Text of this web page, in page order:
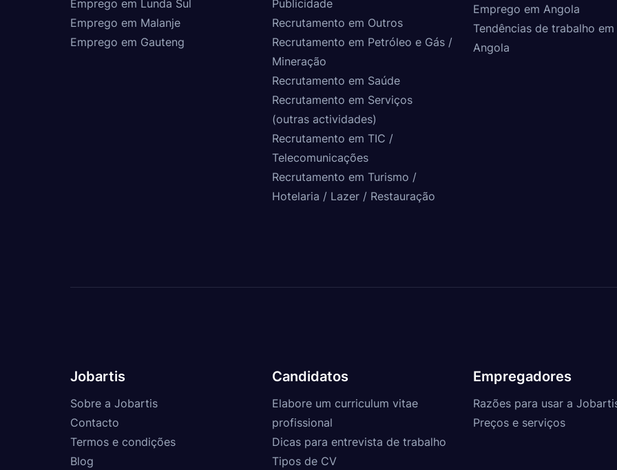
Emprego em Lunda Sul
Emprego em Malanje
Emprego em Gauteng
Publicidade
Recrutamento em Outros
Recrutamento em Petróleo e Gás /
Mineração
Recrutamento em Saúde
Recrutamento em Serviços
(outras actividades)
Recrutamento em TIC /
Telecomunicações
Recrutamento em Turismo /
Hotelaria / Lazer / Restauração
Emprego em Angola
Tendências de trabalho em
Angola
Jobartis
Sobre a Jobartis
Contacto
Termos e condições
Blog
Candidatos
Elabore um curriculum vitae
profissional
Dicas para entrevista de trabalho
Tipos de CV
Empregadores
Razões para usar a
Preços e serviços